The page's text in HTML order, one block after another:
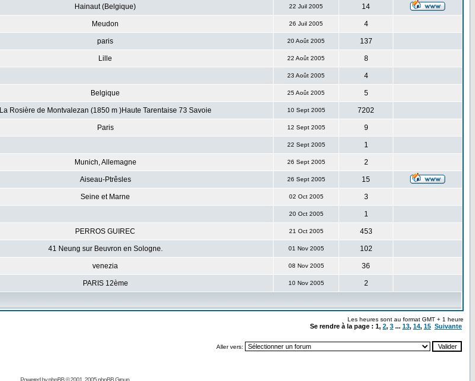
Hainaut (Belgique) 22 Juil 2005 14
Meudon 26 Juil 2005 4
paris 20 Août 2005 137
Lille 22 Août 2005 8
23 Août 2005 4
Belgique 25 Août 2005 5
La Rosière de Montvalezan (1850 m )Haute Tarentaise 73 Savoie 10 Sept 2005 7202
Paris 12 Sept 2005 9
22 Sept 2005 1
Munich, Allemagne 26 Sept 2005 2
Aiseau-Ptrêsles 26 Sept 2005 15
Seine et Marne 02 Oct 2005 3
20 Oct 2005 1
PERROS GUIREC 21 Oct 2005 453
41 Neung sur Beuvron en Sologne. 01 Nov 2005 102
venezia 08 Nov 2005 36
PARIS 12ème 10 Nov 2005 2
Les heures sont au format GMT + 1 heure
Se rendre à la page : 1, 2, 3 ... 13, 14, 15 Suivante
Aller vers:
Powered byphpBB© 2001, 2005 phpBB Group